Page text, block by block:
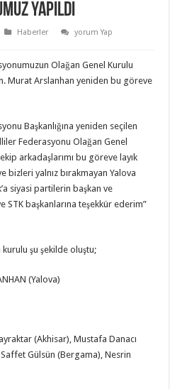
YAPILDI
Haberler
yorum Yap
Olağan Genel Kurulu
Murat Arslanhan yeniden bu göreve
Başkanlığına yeniden seçilen
Federasyonu Olağan Genel
arkadaşlarımı bu göreve layık
yalnız bırakmayan Yalova
siyasi partilerin başkan ve
başkanlarına teşekkür ederim”
şu şekilde oluştu;
(Yalova)
(Akhisar), Mustafa Danacı
Gülsün (Bergama), Nesrin